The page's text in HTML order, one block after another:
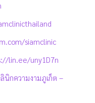
siamclinic
lin.ee/uny1D7n
นิกความงามภูเก็ต –